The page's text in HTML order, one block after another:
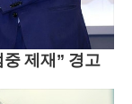
제재” 경고